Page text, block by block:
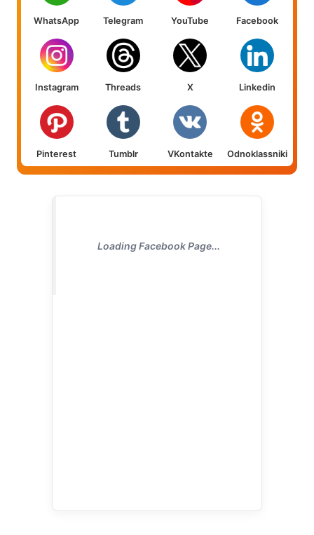
WhatsApp Telegram YouTube Facebook
Instagram Threads X Linkedin
Pinterest Tumblr VKontakte Odnoklassniki
Loading Facebook Page...